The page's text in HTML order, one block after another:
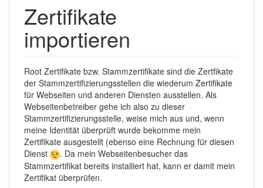
Zertifikate
importieren
Root Zertifikate bzw. Stammzertifikate sind die Zertfikate
der Stammzertifizierungsstellen die wiederum Zertifikate
für Webseiten und anderen Diensten ausstellen. Als
Webseitenbetreiber gehe ich also zu dieser
Stammzertifizierungsstelle, weise mich aus und, wenn
meine Identität überprüft wurde bekomme mein
Zertifikate ausgestellt (ebenso eine Rechnung für diesen
Dienst
. Da mein Webseitenbesucher das
Stammzertifikat bereits installiert hat, kann er damit mein
Zertifikat überprüfen.